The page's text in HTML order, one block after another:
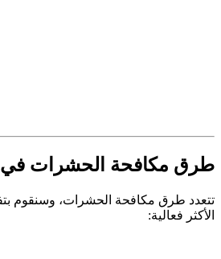
طرق مكافحة الحشرات في
تتعدد طرق مكافحة الحشرات، وسنقوم
الأكثر فعالية: